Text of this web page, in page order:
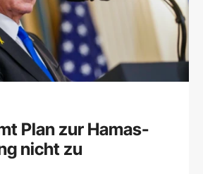
Plan zur Hamas-
nicht zu